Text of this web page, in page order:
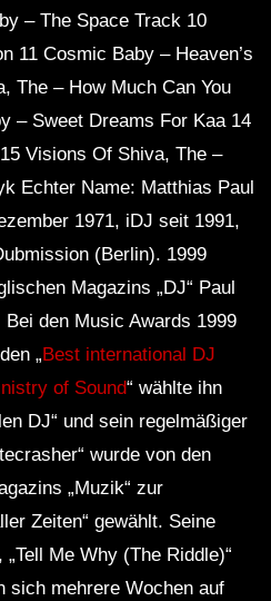
– The Space Track 10
11 Cosmic Baby – Heaven’s
The – How Much Can You
– Sweet Dreams For Kaa 14
Visions Of Shiva, The –
Echter Name: Matthias Paul
1971, iDJ seit 1991,
(Berlin). 1999
Magazins „DJ“ Paul
den Music Awards 1999
„Best international DJ
of Sound“ wählte ihn
DJ“ und sein regelmäßiger
wurde von den
„Muzik“ zur
Zeiten“ gewählt. Seine
Me Why (The Riddle)“
sich mehrere Wochen auf